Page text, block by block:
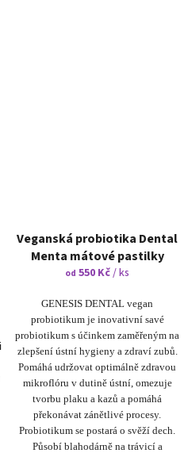
Veganská probiotika Dental
Menta mátové pastilky
od 550 Kč/ ks
GENESIS DENTAL vegan
probiotikum je inovativní savé
probiotikum s účinkem zaměřeným na
zlepšení ústní hygieny a zdraví zubů.
Pomáhá udržovat optimálně zdravou
mikroflóru v dutině ústní, omezuje
tvorbu plaku a kazů a pomáhá
překonávat zánětlivé procesy.
Probiotikum se postará o svěží dech.
Působí blahodárně na trávicí a